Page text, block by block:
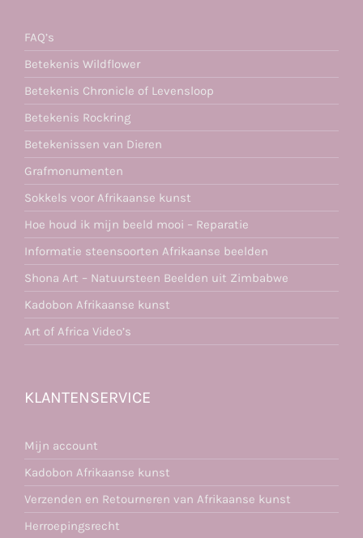
FAQ’s
Betekenis Wildflower
Betekenis Chronicle of Levensloop
Betekenis Rockring
Betekenissen van Dieren
Grafmonumenten
Sokkels voor Afrikaanse kunst
Hoe houd ik mijn beeld mooi – Reparatie
Informatie steensoorten Afrikaanse beelden
Shona Art – Natuursteen Beelden uit Zimbabwe
Kadobon Afrikaanse kunst
Art of Africa Video’s
KLANTENSERVICE
Mijn account
Kadobon Afrikaanse kunst
Verzenden en Retourneren van Afrikaanse kunst
Herroepingsrecht